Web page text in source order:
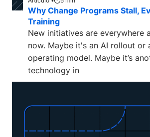
Why Change Programs Stall,
Training
New initiatives are everywhere
now. Maybe it's an AI rollout or
operating model. Maybe it’s
technology in